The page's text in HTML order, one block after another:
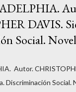
DAVIS.
Social.
Autor.
Discriminación Social.